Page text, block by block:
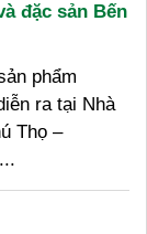
đặc sản Bến
phẩm
ra tại Nhà
Thọ –